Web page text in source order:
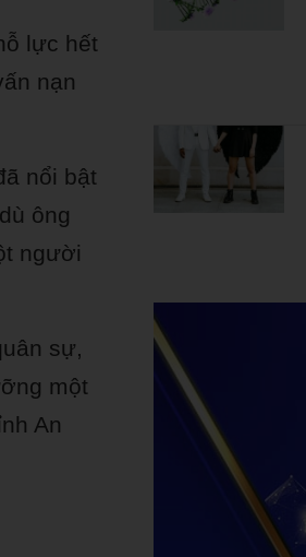
lực hết
nạn
nổi bật
ông
người
sự,
một
An